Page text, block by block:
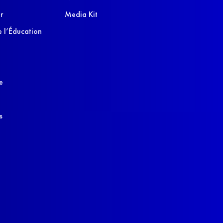
Personnalisez vos préférences pour
l’Éducation
Media Kit